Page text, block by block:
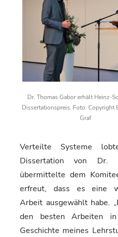
Dr. Thomas Gabor erhält Heinz-
Dissertationspreis. Foto: Copyright
Graf
Verteilte Systeme
Dissertation von Dr.
übermittelte dem
erfreut, dass es eine
Arbeit ausgewählt habe.
den besten Arbeiten
Geschichte meines